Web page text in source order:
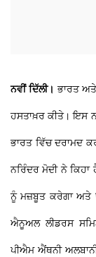
ਨਵੀਂ ਦਿੱਲੀ। ਭਾਰਤ
ਹਸਤਾਖ਼ਰ ਕੀਤੇ। ਇਸ
ਭਾਰਤ ਵਿੱਚ ਦਰਾਮਦ
ਨਰਿੰਦਰ ਮੋਦੀ ਨੇ
ਨੂੰ ਮਜ਼ਬੂਤ ਕਰੇਗਾ ਅਤੇ
ਐਨੂਅਲ ਲੀਡਰਸ
ਪੀਐਮ ਐਂਥਨੀ